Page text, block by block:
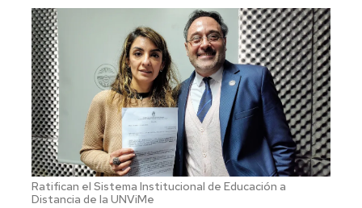
Ratifican el Sistema Institucional de Educación a
Distancia de la UNViMe